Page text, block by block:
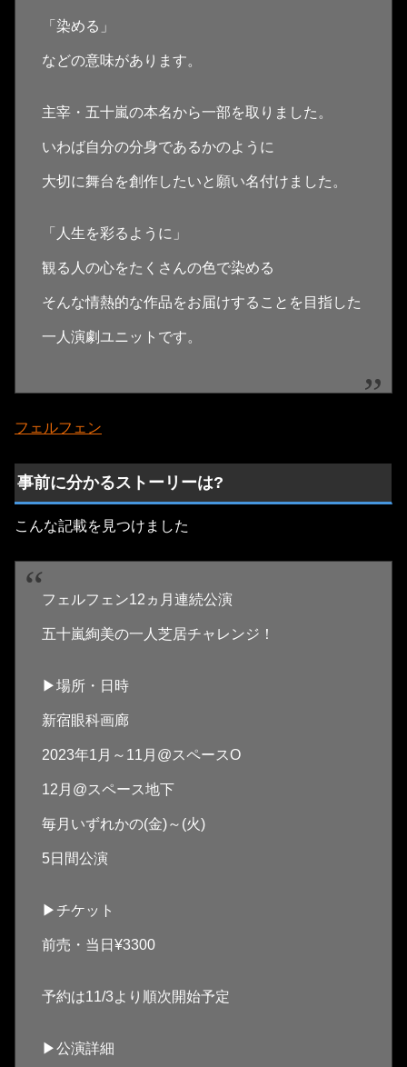
「染める」
などの意味があります。
主宰・五十嵐の本名から一部を取りました。
いわば自分の分身であるかのように
大切に舞台を創作したいと願い名付けました。
「人生を彩るように」
観る人の心をたくさんの色で染める
そんな情熱的な作品をお届けすることを目指した
一人演劇ユニットです。
フェルフェン
事前に分かるストーリーは?
こんな記載を見つけました
フェルフェン12ヵ月連続公演
五十嵐絢美の一人芝居チャレンジ！
▶場所・日時
新宿眼科画廊
2023年1月～11月@スペースO
12月@スペース地下
毎月いずれかの(金)～(火)
5日間公演
▶チケット
前売・当日¥3300
予約は11/3より順次開始予定
▶公演詳細